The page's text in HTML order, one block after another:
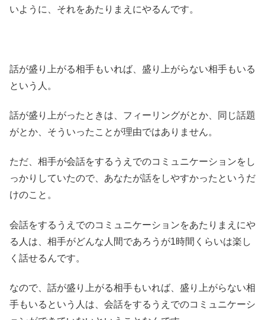
いように、それをあたりまえにやるんです。
話が盛り上がる相手もいれば、盛り上がらない相手もいる
という人。
話が盛り上がったときは、フィーリングがとか、同じ話題
がとか、そういったことが理由ではありません。
ただ、相手が会話をするうえでのコミュニケーションをし
っかりしていたので、あなたが話をしやすかったというだ
けのこと。
会話をするうえでのコミュニケーションをあたりまえにや
る人は、相手がどんな人間であろうが1時間くらいは楽し
く話せるんです。
なので、話が盛り上がる相手もいれば、盛り上がらない相
手もいるという人は、会話をするうえでのコミュニケーシ